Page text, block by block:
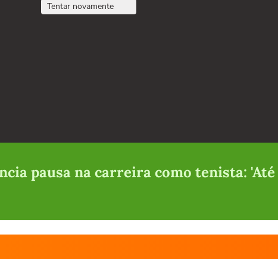
Tentar novamente
pausa na carreira como tenista: 'Até